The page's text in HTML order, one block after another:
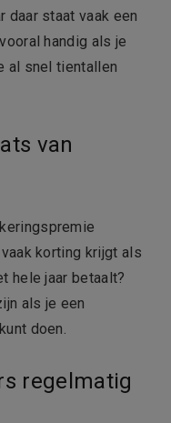
daar staat vaak een
handig als je
al snel tientallen
van
korting krijgt als
hele jaar betaalt?
als je een
doen.
regelmatig